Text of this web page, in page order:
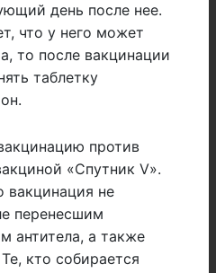
день после нее.
что у него может
то после вакцинации
таблетку
против
«Спутник V».
вакцинация не
перенесшим
антитела, а также
кто собирается